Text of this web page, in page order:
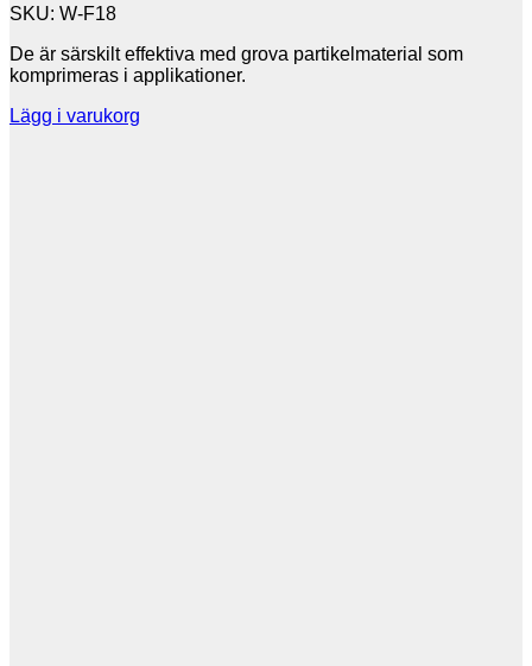
SKU: W-F18
De är särskilt effektiva med grova partikelmaterial som
komprimeras i applikationer.
Lägg i varukorg